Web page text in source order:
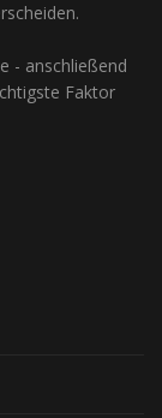
- anschließend
Faktor